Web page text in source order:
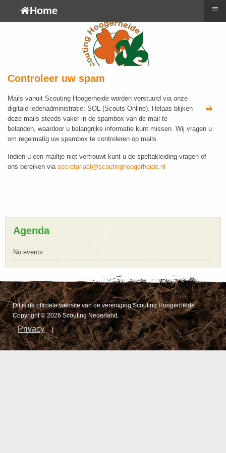
Controleer uw spam
Mails vanuit Scouting Hoogerheide worden verstuurd via onze
digitale ledenadministratie: SOL (Scouts Online). Helaas blijken
deze mails steeds vaker in de spambox van de mail te
belanden, waardoor u belangrijke informatie kunt missen. Wij vragen u
om regelmatig uw spambox te controleren op mails.
Indien u een mailtje niet vertrouwt kunt u de speltakleiding vragen of
ons bereiken via secretariaat@scoutinghoogerheide.nl
Agenda
No events
Dit is de officiële website van de vereniging Scouting Hoogerheide.
Copyright © 2026 Scouting Nederland.
Privacy
Home ≡